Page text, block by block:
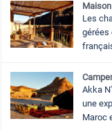
Les
gérées
Akka
une
Maroc